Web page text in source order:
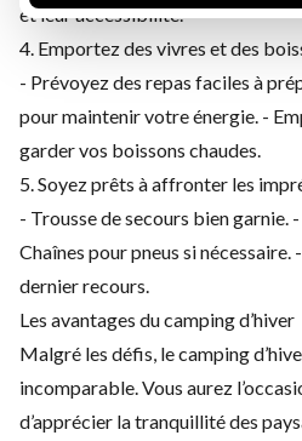
et leur accessibilité.
4. Emportez des vivres et des
- Prévoyez des repas faciles à
pour maintenir votre énergie. -
garder vos boissons chaudes.
5. Soyez prêts à affronter les
- Trousse de secours bien garnie.
Chaînes pour pneus si
dernier recours.
Les avantages du camping d’hiver
Malgré les défis, le camping
incomparable. Vous aurez
d’apprécier la tranquillité des